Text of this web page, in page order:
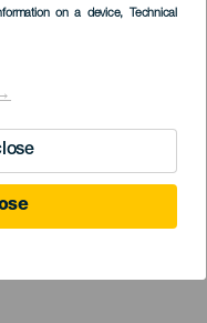
on a device, Technical